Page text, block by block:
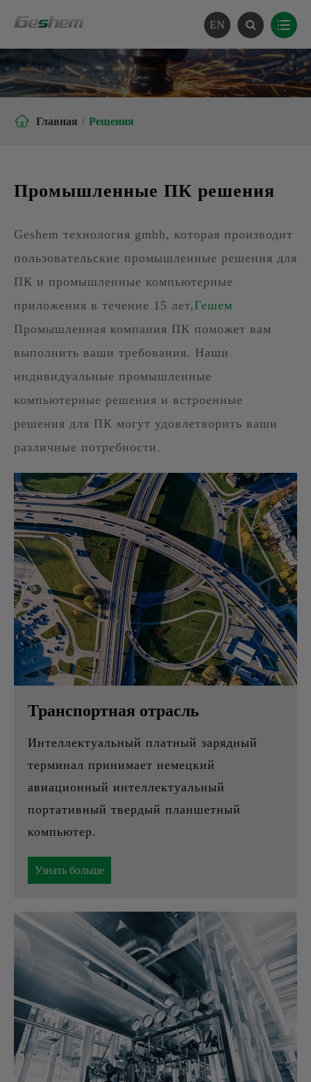
EN
 Главная Решения
Промышленные ПК решения
Geshem технология gmbh, которая производит
пользовательские промышленные решения для
ПК и промышленные компьютерные
приложения в течение 15 лет,Гешем
Промышленная компания ПК поможет вам
выполнить ваши требования. Наши
индивидуальные промышленные
компьютерные решения и встроенные
решения для ПК могут удовлетворить ваши
различные потребности.
Транспортная отрасль
Интеллектуальный платный зарядный
терминал принимает немецкий
авиационный интеллектуальный
портативный твердый планшетный
компьютер.
Узнать больше